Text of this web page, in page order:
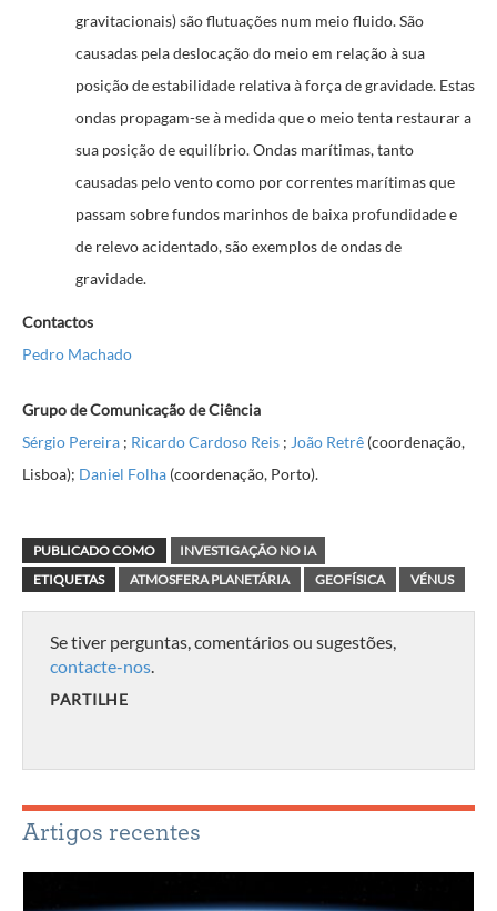
gravitacionais) são flutuações num meio fluido. São
causadas pela deslocação do meio em relação à sua
posição de estabilidade relativa à força de gravidade. Estas
ondas propagam-se à medida que o meio tenta restaurar a
sua posição de equilíbrio. Ondas marítimas, tanto
causadas pelo vento como por correntes marítimas que
passam sobre fundos marinhos de baixa profundidade e
de relevo acidentado, são exemplos de ondas de
gravidade.
Contactos
Pedro Machado
Grupo de Comunicação de Ciência
Sérgio Pereira ; Ricardo Cardoso Reis ; João Retrê (coordenação,
Lisboa); Daniel Folha (coordenação, Porto).
PUBLICADO COMO
INVESTIGAÇÃO NO IA
ETIQUETAS
ATMOSFERA PLANETÁRIA GEOFÍSICA VÉNUS
Se tiver perguntas, comentários ou sugestões,
contacte-nos.
PARTILHE
Artigos recentes